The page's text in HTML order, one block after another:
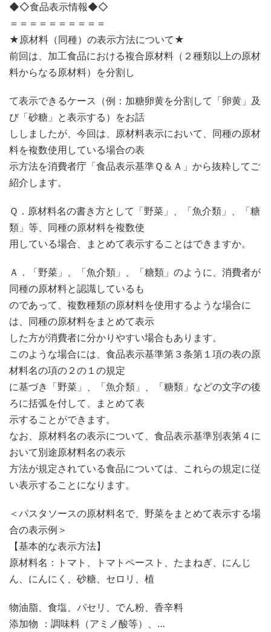
◆◇食品表示情報◆◇
＝＝＝＝＝＝＝＝＝＝
★原材料（同種）の表示方法について★
前回は、加工食品における複合原材料（２種類以上の原材
料からなる原材料）を分割し
て表示できるケース（例：加糖卵黄を分割して「卵黄」及
び「砂糖」と表示する）をお話
ししましたが、今回は、原材料表示において、同種の原材
料を複数使用している場合の表
示方法を消費者庁「食品表示基準Ｑ＆Ａ」から抜粋してご
紹介します。
Ｑ．原材料名の書き方として「野菜」、「魚介類」、「糖
類」等、同種の原材料を複数使
用している場合、まとめて表示することはできますか。
Ａ．「野菜」、「魚介類」、「糖類」のように、消費者が
同種の原材料と認識しているも
のであって、複数種類の原材料を使用するような場合に
は、同種の原材料をまとめて表示
した方が消費者に分かりやすい場合もあります。
このような場合には、食品表示基準第３条第１項の表の原
材料名の項の２の１の規定
に基づき「野菜」、「魚介類」、「糖類」などの文字の後
ろに括弧を付して、まとめて表
示することができます。
なお、原材料名の表示について、食品表示基準別表第４に
おいて別途原材料名の表示
方法が規定されている食品については、これらの規定に従
い表示することになります。
＜パスタソースの原材料名で、野菜をまとめて表示する場
合の表示例＞
【基本的な表示方法】
原材料名：トマト、トマトペースト、たまねぎ、にんじ
ん、にんにく、砂糖、セロリ、植
物油脂、食塩、パセリ、でん粉、香辛料
添加物 ：調味料（アミノ酸等）、…